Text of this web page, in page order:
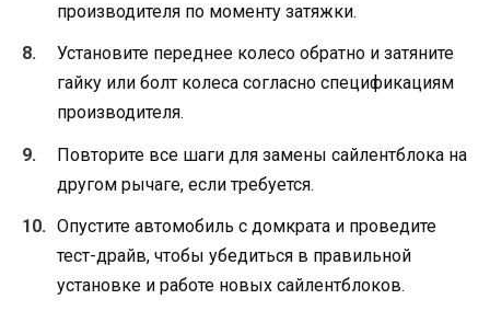
производителя по моменту затяжки.
Установите переднее колесо обратно и затяните
гайку или болт колеса согласно спецификациям
производителя.
Повторите все шаги для замены сайлентблока на
другом рычаге, если требуется.
Опустите автомобиль с домкрата и проведите
тест-драйв, чтобы убедиться в правильной
установке и работе новых сайлентблоков.